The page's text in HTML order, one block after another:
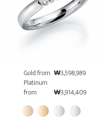
Gold from ₩3,598,989
Platinum
from
₩3,914,409